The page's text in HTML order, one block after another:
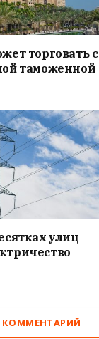
торговать с
таможенной
улиц
КОММЕНТАРИЙ